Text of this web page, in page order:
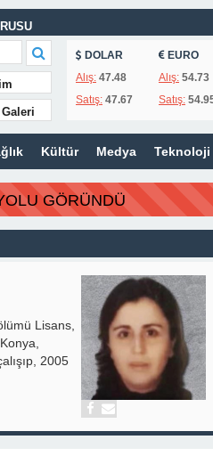
ADI VERİLDİ
DOLAR
Alış: 47.48
Satış: 47.67
EURO
Alış:54.73
Satış:
Kültür Medya Teknoloji
GÖRÜNDÜ
Lisans,
2005